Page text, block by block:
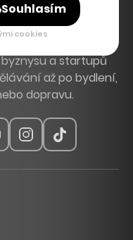
se tématům, která
a startupů
až po bydlení,
dopravu.
Souhlasím
cookies